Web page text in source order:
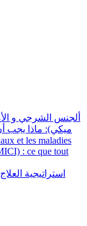
ألجنس الشرجي و
ميكي): ماذا
: ce que tout